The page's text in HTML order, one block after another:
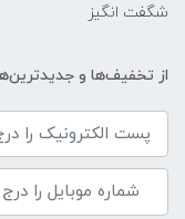
شگفت انگیز
از تخفیف‌ها و